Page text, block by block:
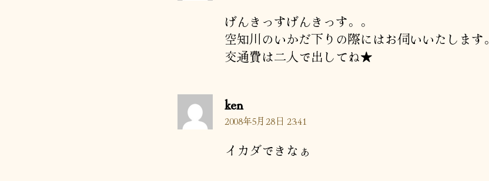
げんきっすげんきっす。。
空知川のいかだ下りの際にはお伺いいたします。
交通費は二人で出してね★
kenの
発
2008年5月28日 23:41
イカダできなぁ